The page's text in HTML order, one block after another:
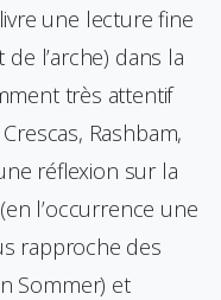
une lecture fine
l’arche) dans la
très attentif
Rashbam,
réflexion sur la
l’occurrence une
rapproche des
Sommer) et